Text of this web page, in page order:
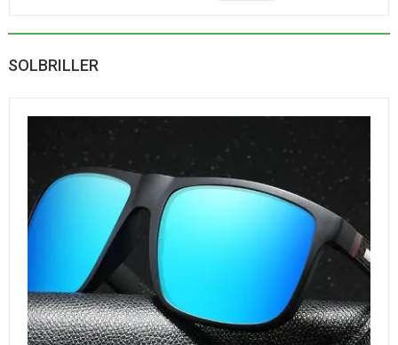
SOLBRILLER